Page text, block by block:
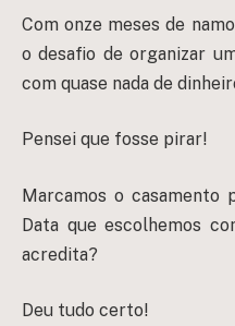
Com onze meses de
o desafio de organizar
com quase nada de
Pensei que fosse pirar!
Marcamos o casamento
Data que escolhemos
acredita?
Deu tudo certo!